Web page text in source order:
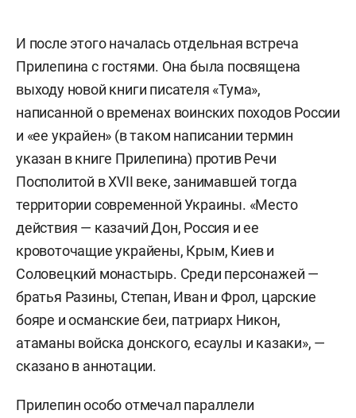
И после этого началась отдельная встреча
Прилепина с гостями. Она была посвящена
выходу новой книги писателя «Тума»,
написанной о временах воинских походов России
и «ее украйен» (в таком написании термин
указан в книге Прилепина) против Речи
Посполитой в XVII веке, занимавшей тогда
территории современной Украины. «Место
действия — казачий Дон, Россия и ее
кровоточащие украйены, Крым, Киев и
Соловецкий монастырь. Среди персонажей —
братья Разины, Степан, Иван и Фрол, царские
бояре и османские беи, патриарх Никон,
атаманы войска донского, есаулы и казаки», —
сказано в аннотации.
Прилепин особо отмечал параллели